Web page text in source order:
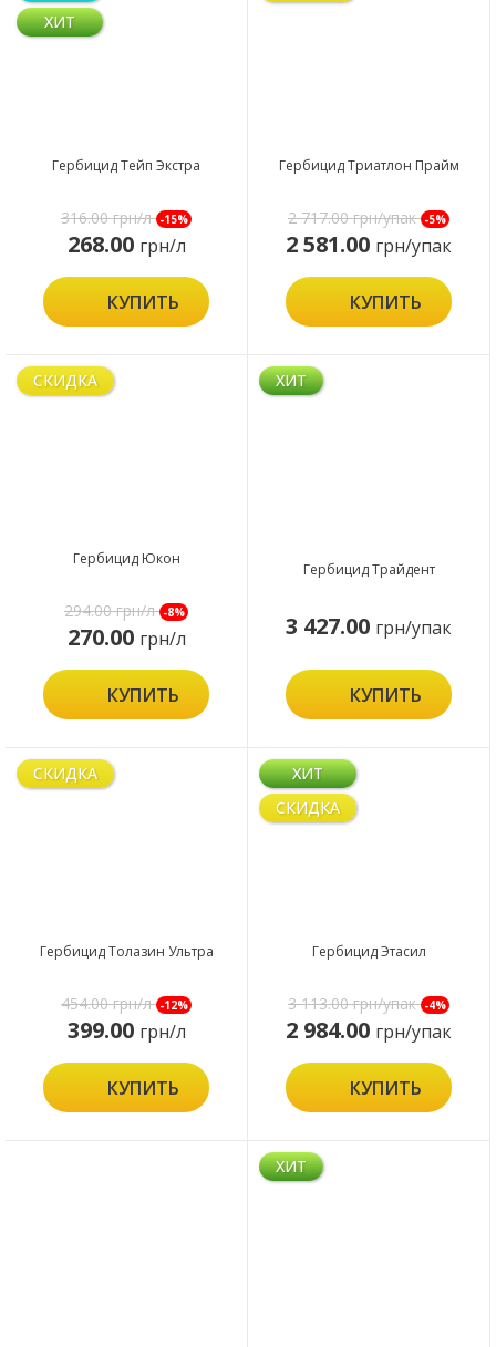
ХИТ
Гербицид Тейп Экстра
316.00грн/л -15%
268.00 грн/л
КУПИТЬ
Гербицид Триатлон Прайм
2 717.00грн/упак -5%
2 581.00 грн/упак
КУПИТЬ
СКИДКА
Гербицид Юкон
294.00грн/л -8%
270.00 грн/л
КУПИТЬ
ХИТ
Гербицид Трайдент
3 427.00 грн/упак
КУПИТЬ
СКИДКА
Гербицид Толазин Ультра
454.00грн/л -12%
399.00 грн/л
КУПИТЬ
ХИТ
СКИДКА
Гербицид Этасил
3 113.00грн/упак -4%
2 984.00 грн/упак
КУПИТЬ
ХИТ